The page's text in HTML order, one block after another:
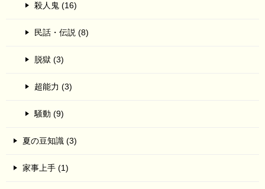
殺人鬼 (16)
民話・伝説 (8)
脱獄 (3)
超能力 (3)
騒動 (9)
夏の豆知識 (3)
家事上手 (1)